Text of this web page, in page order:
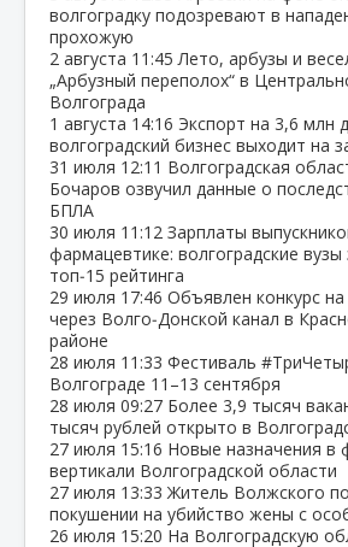
волгоградку подозревают в
прохожую
2 августа 11:45 Лето, арбузы и
„Арбузный переполох“ в
Волгограда
1 августа 14:16 Экспорт на 3,6 млн
волгоградский бизнес выходит на
31 июля 12:11 Волгоградская
Бочаров озвучил данные о
БПЛА
30 июля 11:12 Зарплаты
фармацевтике: волгоградские вузы
топ‑15 рейтинга
29 июля 17:46 Объявлен конкурс
через Волго‑Донской канал в
районе
28 июля 11:33 Фестиваль
Волгограде 11–13 сентября
28 июля 09:27 Более 3,9 тысяч
тысяч рублей открыто в
27 июля 15:16 Новые назначения в
вертикали Волгоградской области
27 июля 13:33 Житель Волжского
покушении на убийство жены с
26 июля 15:20 На Волгоградскую